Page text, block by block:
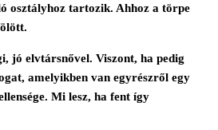
osztályhoz tartozik. Ahhoz a törpe
jó elvtársnővel. Viszont, ha pedig
amelyikben van egyrészről egy
Mi lesz, ha fent így